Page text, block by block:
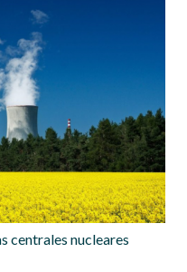
centrales nucleares